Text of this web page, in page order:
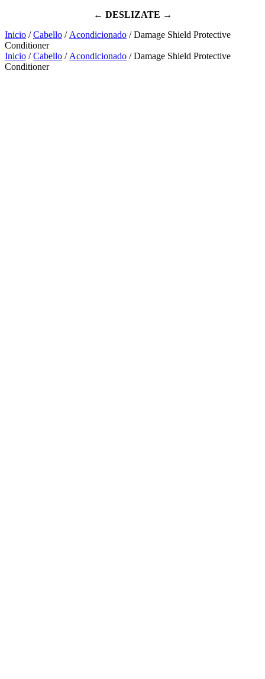
← DESLIZATE →
Inicio /Cabello / Acondicionado / Damage Shield Protective
Conditioner
Inicio /Cabello / Acondicionado / Damage Shield Protective
Conditioner